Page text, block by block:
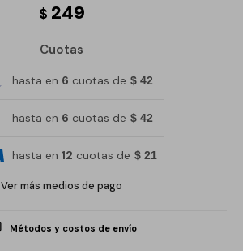
$ 249
Cuotas
hasta en 6 cuotas de $ 42
hasta en 6 cuotas de $ 42
hasta en 12 cuotas de $ 21
Ver más medios de pago
Métodos y costos de envío